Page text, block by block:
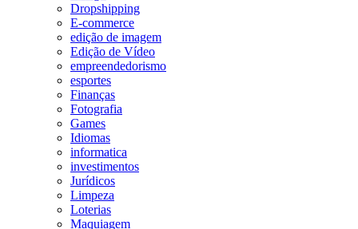
Dropshipping
E-commerce
edição de imagem
Edição de Vídeo
empreendedorismo
esportes
Finanças
Fotografia
Games
Idiomas
informatica
investimentos
Jurídicos
Limpeza
Loterias
Maquiagem